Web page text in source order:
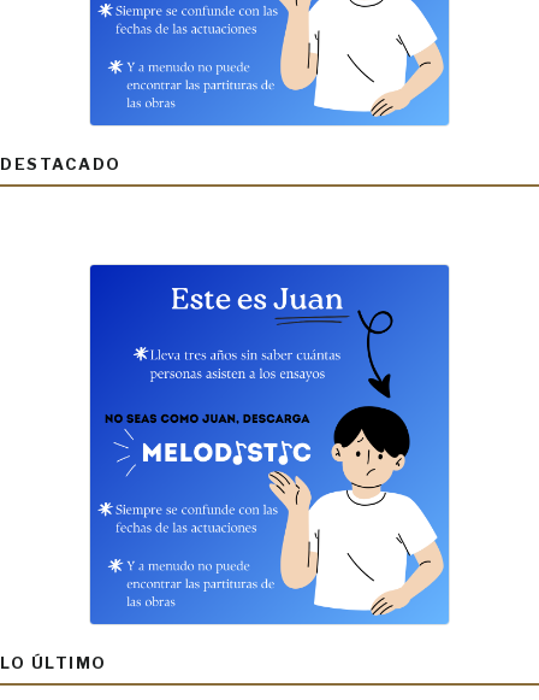
DESTACADO
LO ÚLTIMO